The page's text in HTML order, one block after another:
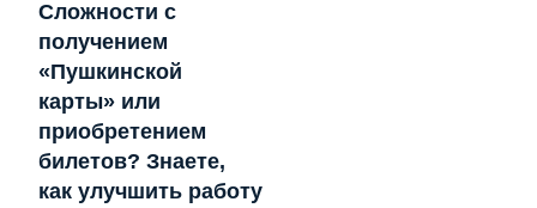
Сложности с
получением
«Пушкинской
карты» или
приобретением
билетов? Знаете,
как улучшить работу